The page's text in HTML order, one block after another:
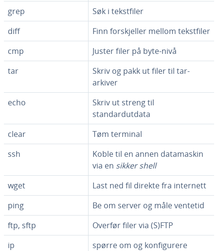
grep
Søk i tekstfiler
diff
Finn forskjeller mellom tekstfiler
cmp
Juster filer på byte-nivå
tar
Skriv og pakk ut filer til tar-
arkiver
echo
Skriv ut streng til
standardutdata
clear
Tøm terminal
ssh
Koble til en annen datamaskin
via en sikker shell
wget
Last ned fil direkte fra internett
ping
Be om server og måle ventetid
ftp, sftp
Overfør filer via (S)FTP
ip
spørre om og konfigurere